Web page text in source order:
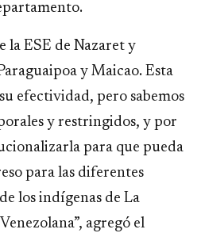
la ESE de Nazaret y
y Maicao. Esta
efectividad, pero sabemos
y restringidos, y por
para que pueda
para las diferentes
los indígenas de La
agregó el